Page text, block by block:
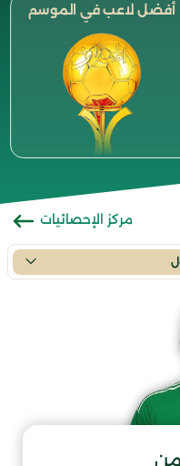
أفضل لاعب في الموسم
مركز الإحصائيات